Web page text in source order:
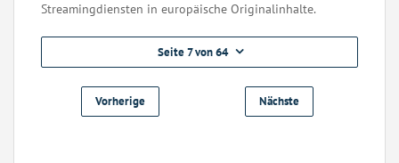
Streamingdiensten in europäische Originalinhalte.
Seite 7 von 64
Vorherige Nächste